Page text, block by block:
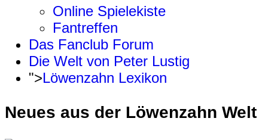
Online Spielekiste
Fantreffen
Das Fanclub Forum
Die Welt von Peter Lustig
">Löwenzahn Lexikon
Neues aus der Löwenzahn Welt